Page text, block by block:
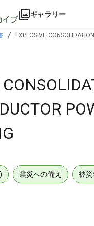
ギャラリー
EXPLOSIVE
震災への備え 被災